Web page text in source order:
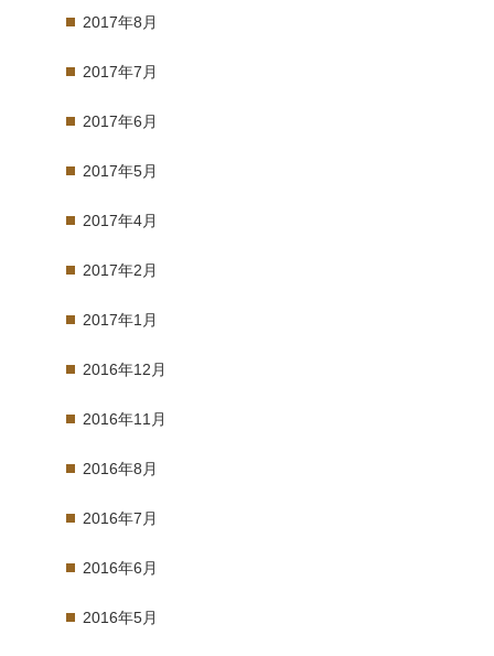
2017年8月
2017年7月
2017年6月
2017年5月
2017年4月
2017年2月
2017年1月
2016年12月
2016年11月
2016年8月
2016年7月
2016年6月
2016年5月